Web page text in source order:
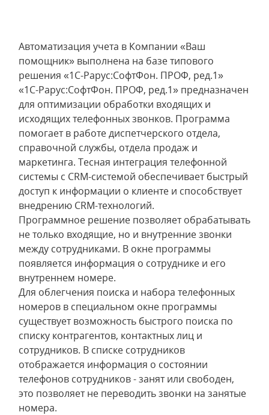
Автоматизация учета в Компании «Ваш
помощник» выполнена на базе типового
решения «1С-Рарус:СофтФон. ПРОФ, ред.1»
«1С-Рарус:СофтФон. ПРОФ, ред.1» предназначен
для оптимизации обработки входящих и
исходящих телефонных звонков. Программа
помогает в работе диспетчерского отдела,
справочной службы, отдела продаж и
маркетинга. Тесная интеграция телефонной
системы с CRM-системой обеспечивает быстрый
доступ к информации о клиенте и способствует
внедрению CRM-технологий.
Программное решение позволяет обрабатывать
не только входящие, но и внутренние звонки
между сотрудниками. В окне программы
появляется информация о сотруднике и его
внутреннем номере.
Для облегчения поиска и набора телефонных
номеров в специальном окне программы
существует возможность быстрого поиска по
списку контрагентов, контактных лиц и
сотрудников. В списке сотрудников
отображается информация о состоянии
телефонов сотрудников - занят или свободен,
это позволяет не переводить звонки на занятые
номера.